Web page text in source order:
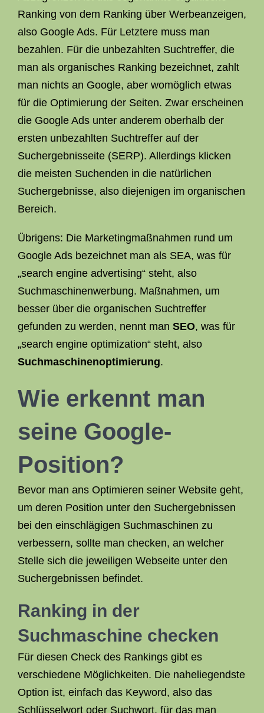
Ranking von dem Ranking über Werbeanzeigen,
also Google Ads. Für Letztere muss man
bezahlen. Für die unbezahlten Suchtreffer, die
man als organisches Ranking bezeichnet, zahlt
man nichts an Google, aber womöglich etwas
für die Optimierung der Seiten. Zwar erscheinen
die Google Ads unter anderem oberhalb der
ersten unbezahlten Suchtreffer auf der
Suchergebnisseite (SERP). Allerdings klicken
die meisten Suchenden in die natürlichen
Suchergebnisse, also diejenigen im organischen
Bereich.
Übrigens: Die Marketingmaßnahmen rund um
Google Ads bezeichnet man als SEA, was für
„search engine advertising“ steht, also
Suchmaschinenwerbung. Maßnahmen, um
besser über die organischen Suchtreffer
gefunden zu werden, nennt man SEO, was für
„search engine optimization“ steht, also
Suchmaschinenoptimierung.
Wie erkennt man
seine Google-
Position?
Bevor man ans Optimieren seiner Website geht,
um deren Position unter den Suchergebnissen
bei den einschlägigen Suchmaschinen zu
verbessern, sollte man checken, an welcher
Stelle sich die jeweiligen Webseite unter den
Suchergebnissen befindet.
Ranking in der
Suchmaschine checken
Für diesen Check des Rankings gibt es
verschiedene Möglichkeiten. Die naheliegendste
Option ist, einfach das Keyword, also das
Schlüsselwort oder Suchwort, für das man